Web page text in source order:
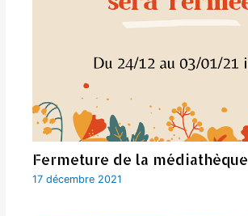
Fermeture de la médiathèque
17 décembre 2021